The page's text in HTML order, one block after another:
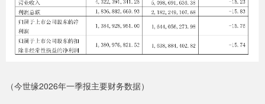
（今世缘2026年一季报主要财务数据）